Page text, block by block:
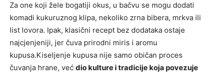
Za one koji žele bogatiji okus, u bačvu se mogu dodati
komadi kukuruznog klipa, nekoliko zrna bibera, mrkva ili
list lovora. Ipak, klasični recept bez dodataka ostaje
najcjenjeniji, jer čuva prirodni miris i aromu
kupusa.Kiseljenje kupusa nije samo običan proces
čuvanja hrane, već dio kulture i tradicije koja povezuje